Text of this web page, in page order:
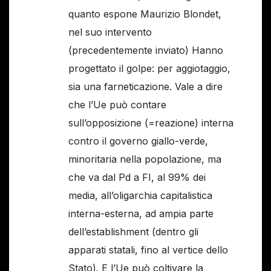
quanto espone Maurizio Blondet,
nel suo intervento
(precedentemente inviato) Hanno
progettato il golpe: per aggiotaggio,
sia una farneticazione. Vale a dire
che l’Ue può contare
sull’opposizione (=reazione) interna
contro il governo giallo-verde,
minoritaria nella popolazione, ma
che va dal Pd a FI, al 99% dei
media, all’oligarchia capitalistica
interna-esterna, ad ampia parte
dell’establishment (dentro gli
apparati statali, fino al vertice dello
Stato). E l’Ue può coltivare la